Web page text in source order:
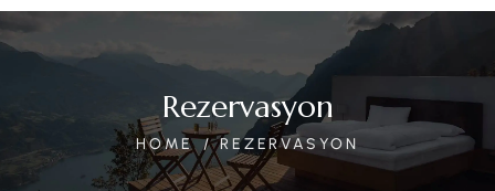
Rezervasyon
HOME REZERVASYON